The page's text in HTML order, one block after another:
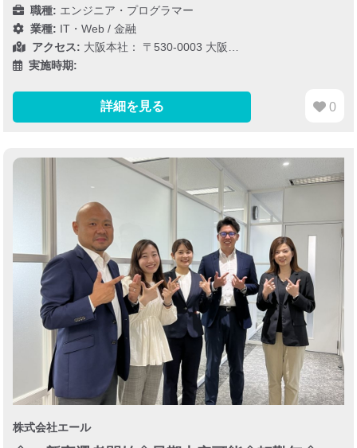
職種: エンジニア・プログラマー
業種: IT・Web /金融
アクセス: 大阪本社： 〒530-0003 大阪…
実施時期:
詳細を見る 0
株式会社エール